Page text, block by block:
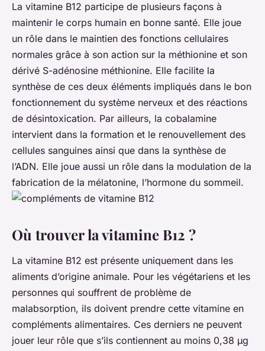
La vitamine B12 participe de plusieurs façons à
maintenir le corps humain en bonne santé. Elle joue
un rôle dans le maintien des fonctions cellulaires
normales grâce à son action sur la méthionine et son
dérivé S-adénosine méthionine. Elle facilite la
synthèse de ces deux éléments impliqués dans le bon
fonctionnement du système nerveux et des réactions
de désintoxication. Par ailleurs, la cobalamine
intervient dans la formation et le renouvellement des
cellules sanguines ainsi que dans la synthèse de
l’ADN. Elle joue aussi un rôle dans la modulation de la
fabrication de la mélatonine, l’hormone du sommeil.
Où trouver la vitamine B12 ?
La vitamine B12 est présente uniquement dans les
aliments d’origine animale. Pour les végétariens et les
personnes qui souffrent de problème de
malabsorption, ils doivent prendre cette vitamine en
compléments alimentaires. Ces derniers ne peuvent
jouer leur rôle que s’ils contiennent au moins 0,38 µg